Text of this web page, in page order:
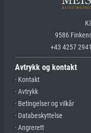
9586
+43 4257
Avtrykk og kontakt
· Kontakt
· Avtrykk
· Betingelser og vilkår
· Databeskyttelse
· Angrerett